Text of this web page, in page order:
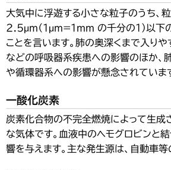
大気中に浮遊する小さな粒子のうち、
2.5μm（1μm=1mm の千分の1）以下
ことを言います。肺の奥深くまで入りや
などの呼吸器系疾患への影響のほか、
や循環器系への影響が懸念されていま
一酸化炭素
炭素化合物の不完全燃焼によって生成
な気体です。血液中のヘモグロビンと
響を与えます。主な発生源は、自動車等